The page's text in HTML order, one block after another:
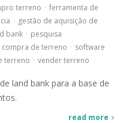
terreno · ferramenta de
· gestão de aquisição de
bank · pesquisa
compra de terreno · software
terreno · vender terreno
land bank para a base de
read more